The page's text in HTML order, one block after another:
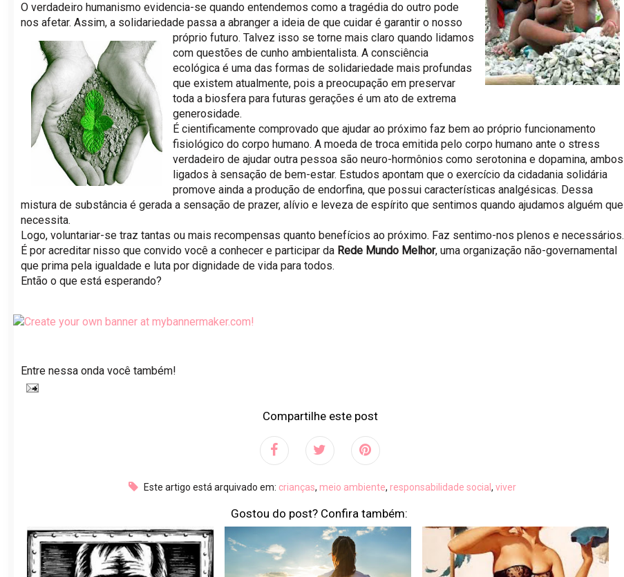
O verdadeiro humanismo evidencia-se quando entendemos como a tragédia do outro pode
nos afetar. Assim, a solidariedade passa a abranger a ideia de que cuidar é garantir o nosso
próprio futuro. Talvez isso se torne mais claro quando lidamos
com questões de cunho ambientalista. A consciência
ecológica é uma das formas de solidariedade mais profundas
que existem atualmente, pois a preocupação em preservar
toda a biosfera para futuras gerações é um ato de extrema
generosidade.
É cientificamente comprovado que ajudar ao próximo faz bem ao próprio funcionamento
fisiológico do corpo humano. A moeda de troca emitida pelo corpo humano ante o stress
verdadeiro de ajudar outra pessoa são neuro-hormônios como serotonina e dopamina, ambos
ligados à sensação de bem-estar. Estudos apontam que o exercício da cidadania solidária
promove ainda a produção de endorfina, que possui características analgésicas. Dessa
mistura de substância é gerada a sensação de prazer, alívio e leveza de espírito que sentimos quando ajudamos alguém que
necessita.
Logo, voluntariar-se traz tantas ou mais recompensas quanto benefícios ao próximo. Faz sentimo-nos plenos e necessários.
É por acreditar nisso que convido você a conhecer e participar da Rede Mundo Melhor, uma organização não-governamental
que prima pela igualdade e luta por dignidade de vida para todos.
Então o que está esperando?
Entre nessa onda você também!
Compartilhe este post
Este artigo está arquivado em: crianças, meio ambiente, responsabilidade social , viver
Gostou do post? Confira também: